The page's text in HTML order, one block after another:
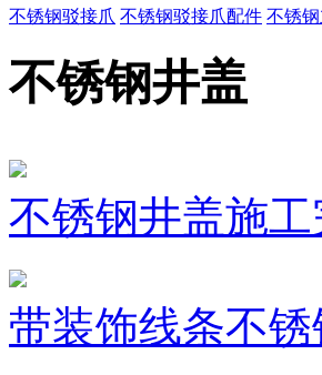
不锈钢驳接爪 不锈钢驳接爪配件 不锈
不锈钢井盖
不锈钢井盖施工
带装饰线条不锈